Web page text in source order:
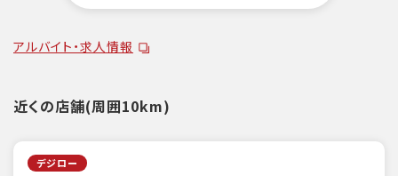
アルバイト・求人情報
近くの店舗(周囲10km)
デジロー